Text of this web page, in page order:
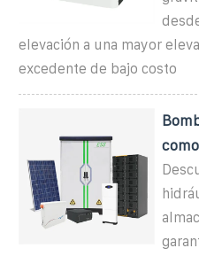
elevación a una mayor
excedente de bajo costo